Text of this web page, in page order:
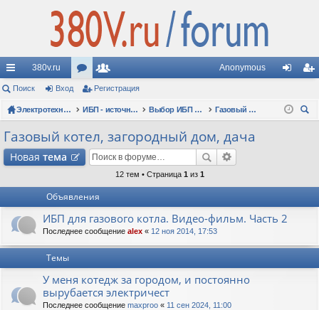
с
ы
лк
380v.ru
ор
ум
ол
ьз
ат
и
Anonymous
д ис
Поиск Вход Регистрация
Электротехнические форумы ИБП - источники бесперебойного питания Выбор ИБП по сфере применения (рекомендации, советы, опыт эксплуатации)
Газовый котел, загородный дом, дача
Газовый котел, загородный дом, дача
Новая тема
12 тем • Страница 1 из 1
Объявления
ИБП для газового котла. Видео-фильм. Часть 2
Последнее сообщение alex « 12 ноя 2014, 17:53
Темы
У меня котедж за городом, и постоянно
вырубается электричест
Последнее сообщение maxproo « 11 сен 2024, 11:00